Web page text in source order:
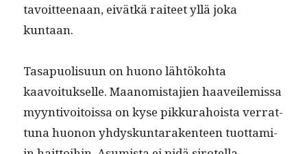
tavoit­teenaan, eivätkä raiteet yllä joka
kuntaan.
Tas­a­puolisu­un on huono lähtöko­h­ta
kaavoituk­selle. Maan­omis­ta­jien haaveile­mis­sa
myyn­tivoitois­sa on kyse pikku­ra­hoista ver­rat­
tuna huonon yhdyskun­tarak­en­teen tuot­tami­